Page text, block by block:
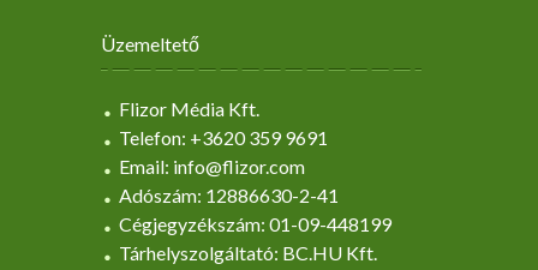
Üzemeltető
Flizor Média Kft.
Telefon: +3620 359 9691
Email: info@flizor.com
Adószám: 12886630-2-41
Cégjegyzékszám: 01-09-448199
Tárhelyszolgáltató: BC.HU Kft.